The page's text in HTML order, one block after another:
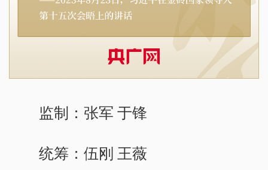
监制：张军 于锋
统筹：伍刚 王薇